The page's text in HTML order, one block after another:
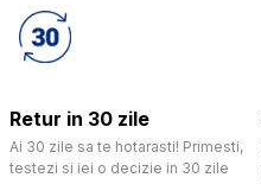
Retur in 30 zile
Ai 30 zile sa te hotarasti! Primesti,
testezi si iei o decizie in 30 zile